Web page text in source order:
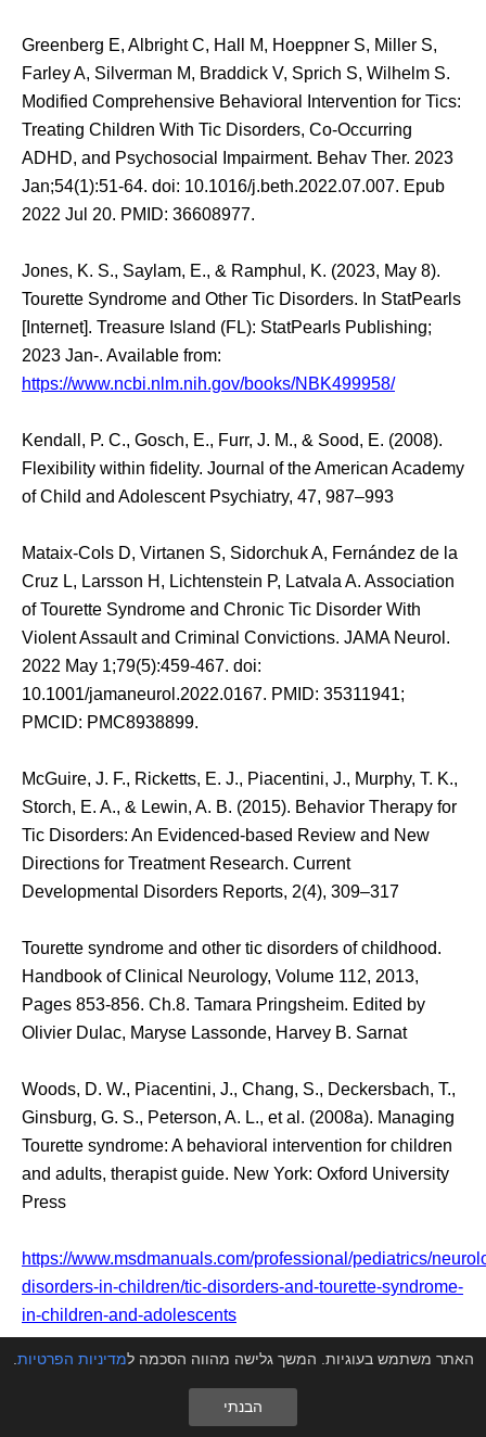
Greenberg E, Albright C, Hall M, Hoeppner S, Miller S,
Farley A, Silverman M, Braddick V, Sprich S, Wilhelm S.
Modified Comprehensive Behavioral Intervention for Tics:
Treating Children With Tic Disorders, Co-Occurring
ADHD, and Psychosocial Impairment. Behav Ther. 2023
Jan;54(1):51-64. doi: 10.1016/j.beth.2022.07.007. Epub
2022 Jul 20. PMID: 36608977.
Jones, K. S., Saylam, E., & Ramphul, K. (2023, May 8).
Tourette Syndrome and Other Tic Disorders. In StatPearls
[Internet]. Treasure Island (FL): StatPearls Publishing;
2023 Jan-. Available from:
https://www.ncbi.nlm.nih.gov/books/NBK499958/
Kendall, P. C., Gosch, E., Furr, J. M., & Sood, E. (2008).
Flexibility within fidelity. Journal of the American Academy
of Child and Adolescent Psychiatry, 47, 987–993
Mataix-Cols D, Virtanen S, Sidorchuk A, Fernández de la
Cruz L, Larsson H, Lichtenstein P, Latvala A. Association
of Tourette Syndrome and Chronic Tic Disorder With
Violent Assault and Criminal Convictions. JAMA Neurol.
2022 May 1;79(5):459-467. doi:
10.1001/jamaneurol.2022.0167. PMID: 35311941;
PMCID: PMC8938899.
McGuire, J. F., Ricketts, E. J., Piacentini, J., Murphy, T. K.,
Storch, E. A., & Lewin, A. B. (2015). Behavior Therapy for
Tic Disorders: An Evidenced-based Review and New
Directions for Treatment Research. Current
Developmental Disorders Reports, 2(4), 309–317
Tourette syndrome and other tic disorders of childhood.
Handbook of Clinical Neurology, Volume 112, 2013,
Pages 853-856. Ch.8. Tamara Pringsheim. Edited by
Olivier Dulac, Maryse Lassonde, Harvey B. Sarnat
Woods, D. W., Piacentini, J., Chang, S., Deckersbach, T.,
Ginsburg, G. S., Peterson, A. L., et al. (2008a). Managing
Tourette syndrome: A behavioral intervention for children
and adults, therapist guide. New York: Oxford University
Press
https://www.msdmanuals.com/professional/pediatrics/
disorders-in-children/tic-disorders-and-tourette-syndrome-
in-children-and-adolescents
https://www.cincinnatichildrens.org/health/t/tic-
האתר משתמש בעוגיות. המשך גלישה מהווה הסכמה למדיניות הפרטיות
הבנתי